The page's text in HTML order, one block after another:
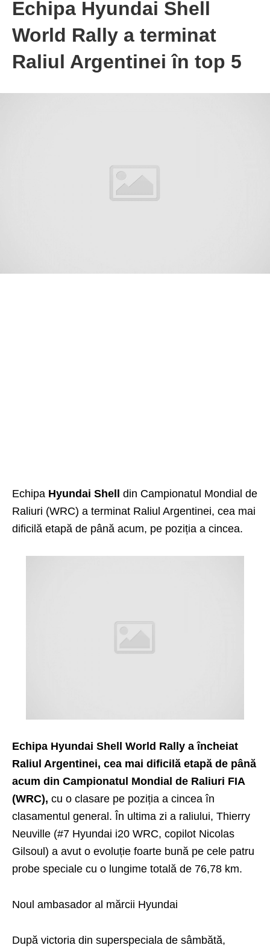
Echipa Hyundai Shell
World Rally a terminat
Raliul Argentinei în top 5
Echipa Hyundai Shell din Campionatul Mondial de
Raliuri (WRC) a terminat Raliul Argentinei, cea mai
dificilă etapă de până acum, pe poziția a cincea.
Echipa Hyundai Shell World Rally a încheiat
Raliul Argentinei, cea mai dificilă etapă de până
acum din Campionatul Mondial de Raliuri FIA
(WRC), cu o clasare pe poziția a cincea în
clasamentul general. În ultima zi a raliului, Thierry
Neuville (#7 Hyundai i20 WRC, copilot Nicolas
Gilsoul) a avut o evoluție foarte bună pe cele patru
probe speciale cu o lungime totală de 76,78 km.
Noul ambasador al mărcii Hyundai
După victoria din superspeciala de sâmbătă,